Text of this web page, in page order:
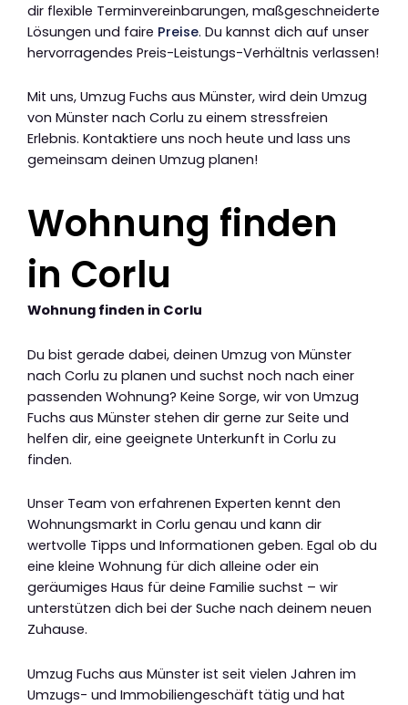
dir flexible Terminvereinbarungen, maßgeschneiderte
Lösungen und faire Preise. Du kannst dich auf unser
hervorragendes Preis-Leistungs-Verhältnis verlassen!
Mit uns, Umzug Fuchs aus Münster, wird dein Umzug
von Münster nach Corlu zu einem stressfreien
Erlebnis. Kontaktiere uns noch heute und lass uns
gemeinsam deinen Umzug planen!
Wohnung finden
in Corlu
Wohnung finden in Corlu
Du bist gerade dabei, deinen Umzug von Münster
nach Corlu zu planen und suchst noch nach einer
passenden Wohnung? Keine Sorge, wir von Umzug
Fuchs aus Münster stehen dir gerne zur Seite und
helfen dir, eine geeignete Unterkunft in Corlu zu
finden.
Unser Team von erfahrenen Experten kennt den
Wohnungsmarkt in Corlu genau und kann dir
wertvolle Tipps und Informationen geben. Egal ob du
eine kleine Wohnung für dich alleine oder ein
geräumiges Haus für deine Familie suchst – wir
unterstützen dich bei der Suche nach deinem neuen
Zuhause.
Umzug Fuchs aus Münster ist seit vielen Jahren im
Umzugs- und Immobiliengeschäft tätig und hat